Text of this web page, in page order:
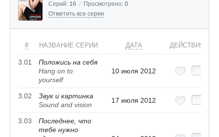
Серий: 16 / Просмотрено: 0
Отметить все серии
# НАЗВАНИЕ СЕРИИ ДАТА ДЕЙСТВИЯ
3.01
Положись на себя
Hang on to
yourself
10 июля 2012
3.02
Звук и картинка
Sound and vision
17 июля 2012
3.03
Последнее, что
тебе нужно